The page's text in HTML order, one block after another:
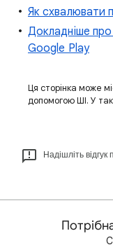
Як схвалювати
Докладніше
Google Play
Ця сторінка може
допомогою ШІ. У
Надішліть